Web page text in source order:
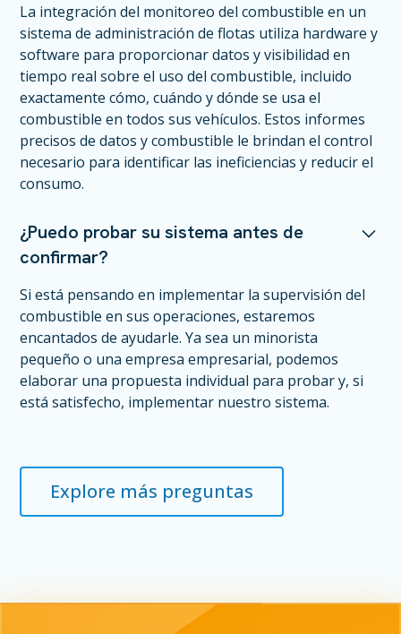
La integración del monitoreo del combustible en un
sistema de administración de flotas utiliza hardware y
software para proporcionar datos y visibilidad en
tiempo real sobre el uso del combustible, incluido
exactamente cómo, cuándo y dónde se usa el
combustible en todos sus vehículos. Estos informes
precisos de datos y combustible le brindan el control
necesario para identificar las ineficiencias y reducir el
consumo.
¿Puedo probar su sistema antes de
confirmar?
Si está pensando en implementar la supervisión del
combustible en sus operaciones, estaremos
encantados de ayudarle. Ya sea un minorista
pequeño o una empresa empresarial, podemos
elaborar una propuesta individual para probar y, si
está satisfecho, implementar nuestro sistema.
Explore más preguntas